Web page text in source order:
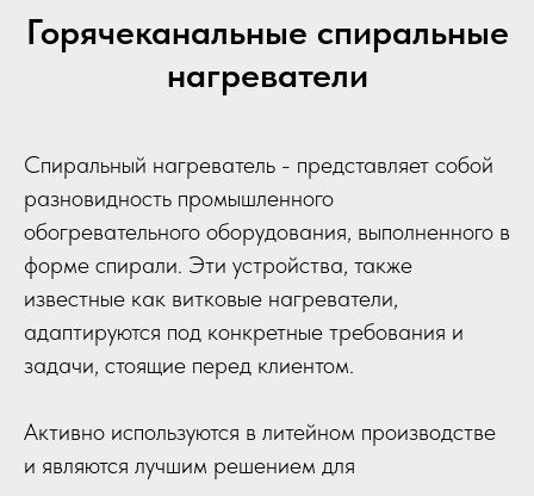
Горячеканальные спиральные
нагреватели
Спиральный нагреватель - представляет собой
разновидность промышленного
обогревательного оборудования, выполненного в
форме спирали. Эти устройства, также
известные как витковые нагреватели,
адаптируются под конкретные требования и
задачи, стоящие перед клиентом.
Активно используются в литейном производстве
и являются лучшим решением для